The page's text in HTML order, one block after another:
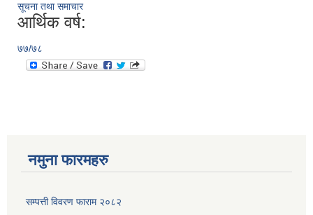
सूचना तथा समाचार
आर्थिक वर्ष:
७७/७८
नमुना फारमहरु
सम्पत्ती विवरण फाराम २०८२